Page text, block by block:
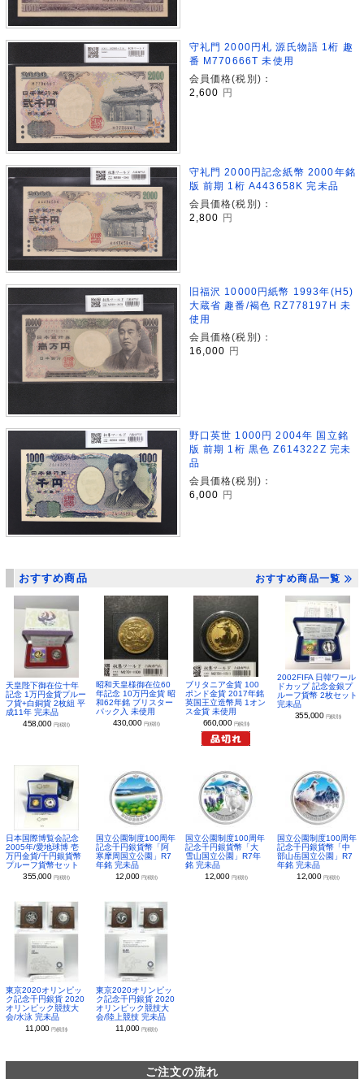
守礼門 2000円札 源氏物語 1桁 趣
番 M770666T 未使用
会員価格(税別)：
2,600 円
守礼門 2000円記念紙幣 2000年銘
版 前期 1桁 A443658K 完未品
会員価格(税別)：
2,800
円
旧福沢 10000円紙幣 1993年(H5)
大蔵省 趣番/褐色 RZ778197H 未
使用
会員価格(税別)：
16,000
円
野口英世 1000円 2004年 国立銘
版 前期 1桁 黒色 Z614322Z 完未
品
会員価格(税別)：
6,000
円
おすすめ商品 おすすめ商品一覧
天皇陛下御在位十年
記念 1万円金貨プルー
フ貨+白銅貨 2枚組 平
成11年 完未品
458,000 円(税別)
昭和天皇様御在位60
年記念 10万円金貨 昭
和62年銘 ブリスター
パック入 未使用
430,000 円(税別)
ブリタニア金貨 100
ポンド金貨 2017年銘
英国王立造幣局 1オン
ス金貨 未使用
660,000 円(税別)
2002FIFA 日韓ワール
ドカップ 記念金銀プ
ルーフ貨幣 2枚セット
完未品
355,000 円(税別)
日本国際博覧会記念
2005年/愛地球博 壱
万円金貨/千円銀貨幣
プルーフ貨幣セット
355,000 円(税別)
国立公園制度100周年
記念千円銀貨幣「阿
寒摩周国立公園」R7
年銘 完未品
12,000 円(税別)
国立公園制度100周年
記念千円銀貨幣「大
雪山国立公園」R7年
銘 完未品
12,000 円(税別)
国立公園制度100周年
記念千円銀貨幣「中
部山岳国立公園」R7
年銘 完未品
12,000 円(税別)
東京2020オリンピッ
ク記念千円銀貨 2020
オリンピック競技大
会/水泳 完未品
11,000円(税別)
東京2020オリンピッ
ク記念千円銀貨 2020
オリンピック競技大
会/陸上競技 完未品
11,000 円(税別)
ご注文の流れ